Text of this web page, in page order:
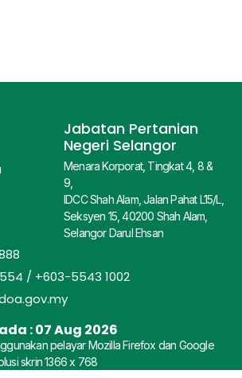
Jabatan Pertanian
Negeri Selangor
Menara Korporat, Tingkat 4, 8 &
9,
IDCC Shah Alam, Jalan Pahat L15/L,
Seksyen 15, 40200 Shah Alam,
Selangor Darul Ehsan
/ +603-5543 1002
:07 Aug 2026
pelayar Mozilla Firefox dan Google
skrin 1366 x 768